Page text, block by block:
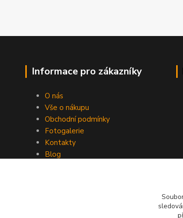
Informace pro zákazníky
O nás
Vše o nákupu
Obchodní podmínky
Fotogalerie
Kontakty
Blog